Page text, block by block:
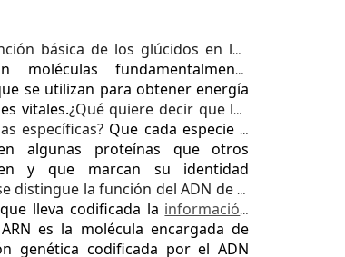
básica de los glúcidos en los
moléculas fundamentalmente
se utilizan para obtener energía
vitales.¿Qué quiere decir que las
específicas? Que cada especie o
algunas proteínas que otros
y que marcan su identidad
distingue la función del ADN de la
lleva codificada la información
es la molécula encargada de
genética codificada por el ADN